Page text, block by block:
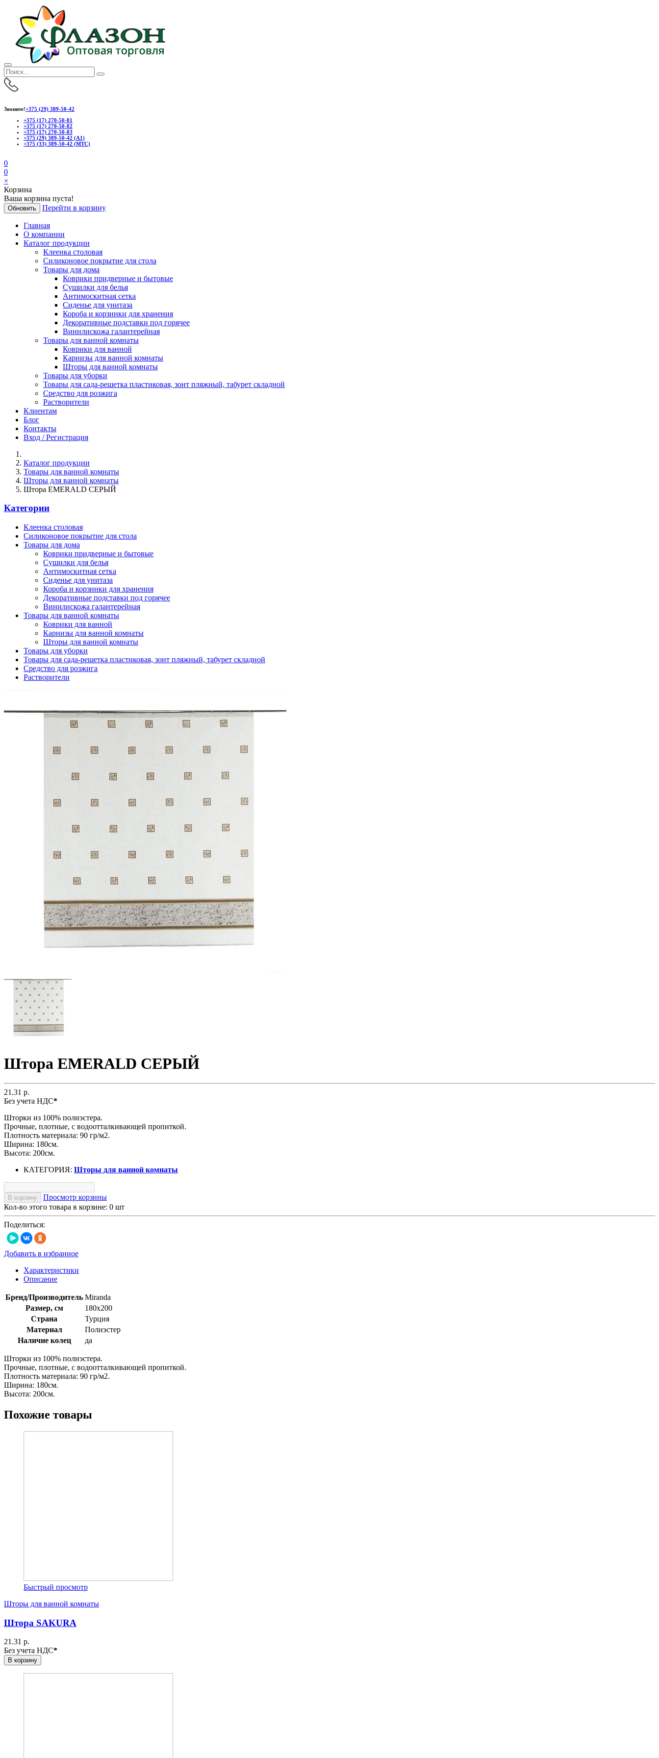
Звоните!+375 (29) 389-50-42
+375 (17) 270-50-81
+375 (17) 270-50-82
+375 (17) 270-50-83
+375 (29) 389-50-42 (А1)
+375 (33) 389-50-42 (МТС)
0
0
×
Корзина
Ваша корзина пуста!
Обновить Перейти в корзину
Главная
О компании
Каталог продукции
Клеенка столовая
Силиконовое покрытие для стола
Товары для дома
Коврики придверные и бытовые
Сушилки для белья
Антимоскитная сетка
Сиденье для унитаза
Короба и корзинки для хранения
Декоративные подставки под горячее
Винилискожа галантерейная
Товары для ванной комнаты
Коврики для ванной
Карнизы для ванной комнаты
Шторы для ванной комнаты
Товары для уборки
Товары для сада-решетка пластиковая, зонт пляжный, табурет складной
Средство для розжига
Растворители
Клиентам
Блог
Контакты
Вход / Регистрация
Каталог продукции
Товары для ванной комнаты
Шторы для ванной комнаты
Штора EMERALD СЕРЫЙ
Категории
Клеенка столовая
Силиконовое покрытие для стола
Товары для дома
Коврики придверные и бытовые
Сушилки для белья
Антимоскитная сетка
Сиденье для унитаза
Короба и корзинки для хранения
Декоративные подставки под горячее
Винилискожа галантерейная
Товары для ванной комнаты
Коврики для ванной
Карнизы для ванной комнаты
Шторы для ванной комнаты
Товары для уборки
Товары для сада-решетка пластиковая, зонт пляжный, табурет складной
Средство для розжига
Растворители
Штора EMERALD СЕРЫЙ
21.31 р.
Без учета НДС*
Шторки из 100% полиэстера.
Прочные, плотные, с водоотталкивающей пропиткой.
Плотность материала: 90 гр/м2.
Ширина: 180см.
Высота: 200см.
КАТЕГОРИЯ: Шторы для ванной комнаты
В корзину
Просмотр корзины
Кол-во этого товара в корзине: 0 шт
Поделиться:
Добавить в избранное
Характеристики
Описание
Бренд/Производитель Miranda
Размер, см
180х200
Страна
Турция
Материал
Полиэстер
Наличие колец
да
Шторки из 100% полиэстера.
Прочные, плотные, с водоотталкивающей пропиткой.
Плотность материала: 90 гр/м2.
Ширина: 180см.
Высота: 200см.
Похожие товары
Быстрый просмотр
Шторы для ванной комнаты
Штора SAKURA
21.31 р.
Без учета НДС*
В корзину